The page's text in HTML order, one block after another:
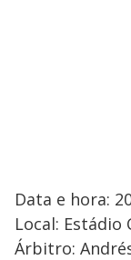
Data e hora:
Local: Estádio
Árbitro: